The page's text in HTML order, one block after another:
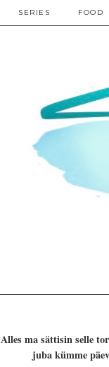
SERIES FOOD
Alles ma sättisin selle
juba kümme